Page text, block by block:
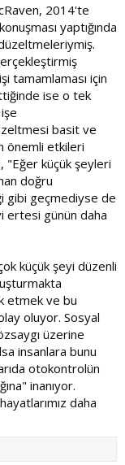
2014'te
yaptığında
tamamlaması için
ise o tek
basit ve
önemli etkileri
"Eğer küçük şeyleri
doğru
gibi geçmediyse de
ertesi günün daha
küçük şeyi düzenli
etmek ve bu
oluyor. Sosyal
üzerine
insanlara bunu
otokontrolün
inanıyor.
daha